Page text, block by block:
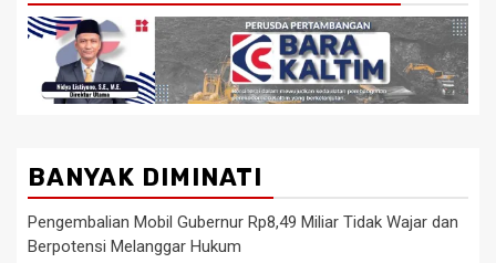
BANYAK DIMINATI
Pengembalian Mobil Gubernur Rp8,49 Miliar Tidak Wajar dan
Berpotensi Melanggar Hukum